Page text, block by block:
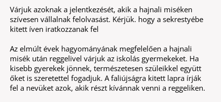
Várjuk azoknak a jelentkezését, akik a hajnali miséken
szívesen vállalnak felolvasást. Kérjük. hogy a sekrestyébe
kitett íven iratkozzanak fel
Az elmúlt évek hagyományának megfelelően a hajnali
misék után reggelivel várjuk az iskolás gyermekeket. Ha
kisebb gyerekek jönnek, természetesen szüleikkel együtt
őket is szeretettel fogadjuk. A faliújságra kitett lapra írják
fel a nevüket azok, akik részt kívánnak venni a reggeliken.